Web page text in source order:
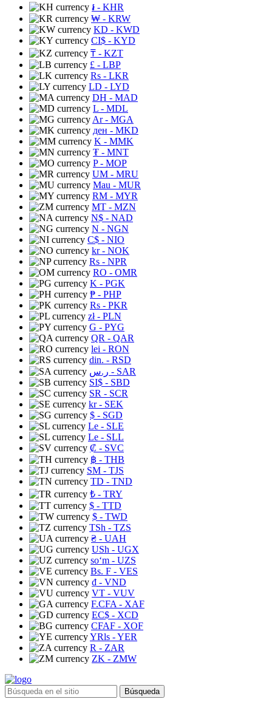
៛ - KHR
₩ - KRW
KD - KWD
CI$ - KYD
₸ - KZT
£ - LBP
Rs - LKR
LD - LYD
DH - MAD
L - MDL
Ar- MGA
ден - MKD
K - MMK
₮ - MNT
P- MOP
UM - MRU
Mau - MUR
RM - MYR
MT - MZN
N$ - NAD
N - NGN
C$ - NIO
kr- NOK
Rs - NPR
RO - OMR
K - PGK
₱ - PHP
Rs - PKR
zł- PLN
G - PYG
QR - QAR
lei - RON
din. - RSD
ر.س - SAR
SI$ - SBD
SR - SCR
kr- SEK
$ - SGD
Le - SLE
Le - SLL
₡ - SVC
฿ - THB
ЅМ - TJS
TD - TND
₺ - TRY
$ - TTD
$ - TWD
TSh - TZS
₴ - UAH
USh - UGX
soʻm - UZS
Bs. F - VES
₫ - VND
VT - VUV
F.CFA - XAF
EC$ - XCD
CFAF - XOF
YRls - YER
R - ZAR
ZK - ZMW
Búsqueda